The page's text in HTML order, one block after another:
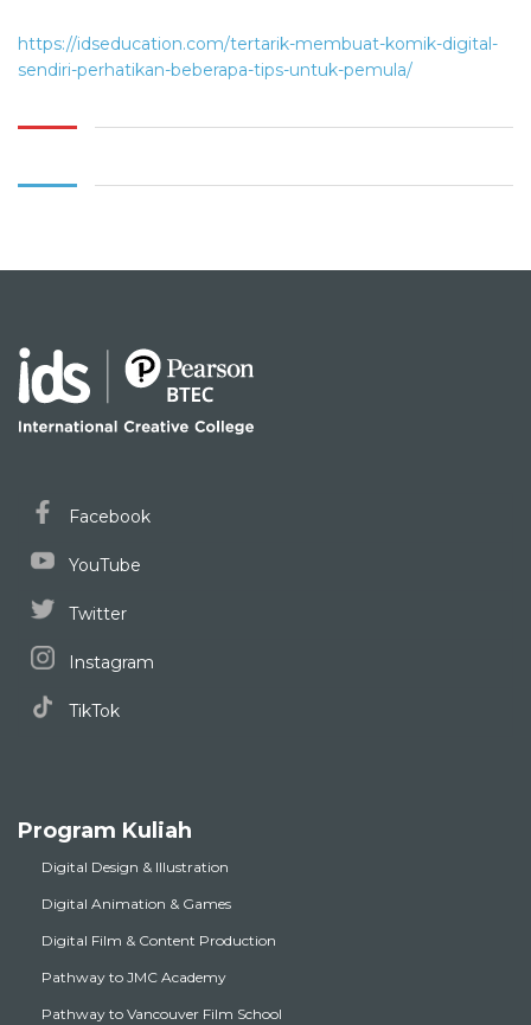
https://idseducation.com/tertarik-membuat-komik-digital-
sendiri-perhatikan-beberapa-tips-untuk-pemula/
Facebook
YouTube
Twitter
Instagram
TikTok
Program Kuliah
Digital Design & Illustration
Digital Animation & Games
Digital Film & Content Production
Pathway to JMC Academy
Pathway to Vancouver Film School